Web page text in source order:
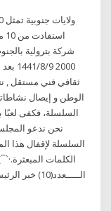
ثقافي فني مستقل ,
الوطن و إيصال
السلسلة، فكفى
السلسلة لإقفال هذا